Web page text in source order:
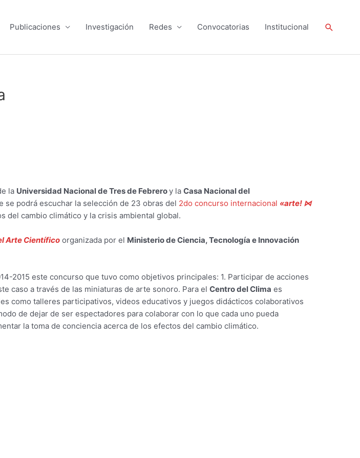
Publicaciones Investigación Redes Convocatorias Institucional Buscar
la Universidad Nacional de Tres de Febreroy la Casa Nacional del
se podrá escuchar la selección de 23 obras del 2do concurso internacional «arte! ⋈
del cambio climático y la crisis ambiental global.
Arte Científico organizada por el Ministerio de Ciencia, Tecnología e Innovación
2015 este concurso que tuvo como objetivos principales: 1. Participar de acciones
caso a través de las miniaturas de arte sonoro. Para el Centro del Clima es
como talleres participativos, videos educativos y juegos didácticos colaborativos
de dejar de ser espectadores para colaborar con lo que cada uno pueda
la toma de conciencia acerca de los efectos del cambio climático.